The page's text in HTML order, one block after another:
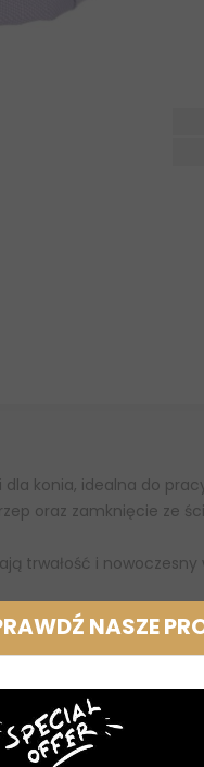
NASZE
konia, idealna do
oraz zamknięcie ze
trwałość i nowoczesny